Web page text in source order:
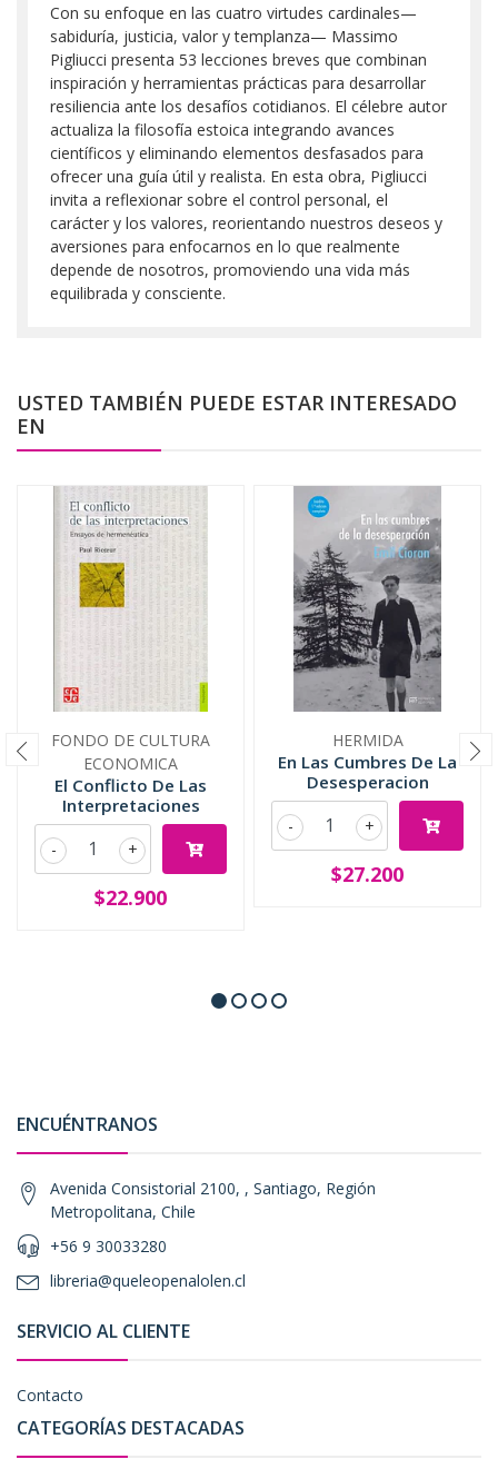
Con su enfoque en las cuatro virtudes cardinales—
sabiduría, justicia, valor y templanza— Massimo
Pigliucci presenta 53 lecciones breves que combinan
inspiración y herramientas prácticas para desarrollar
resiliencia ante los desafíos cotidianos. El célebre autor
actualiza la filosofía estoica integrando avances
científicos y eliminando elementos desfasados para
ofrecer una guía útil y realista. En esta obra, Pigliucci
invita a reflexionar sobre el control personal, el
carácter y los valores, reorientando nuestros deseos y
aversiones para enfocarnos en lo que realmente
depende de nosotros, promoviendo una vida más
equilibrada y consciente.
USTED TAMBIÉN PUEDE ESTAR INTERESADO
EN
FONDO DE CULTURA
ECONOMICA
El Conflicto De Las
Interpretaciones
+
-
$22.900
HERMIDA
En Las Cumbres De La
Desesperacion
+
-
$27.200
ENCUÉNTRANOS
Avenida Consistorial 2100, , Santiago, Región
Metropolitana, Chile
+56 9 30033280
libreria@queleopenalolen.cl
SERVICIO AL CLIENTE
Contacto
CATEGORÍAS DESTACADAS